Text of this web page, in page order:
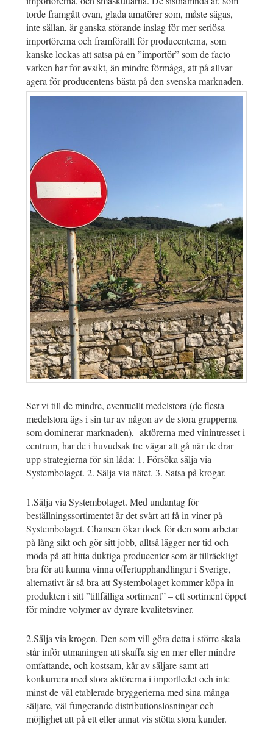
torde framgått ovan, glada amatörer som, måste sägas,
inte sällan, är ganska störande inslag för mer seriösa
importörerna och framförallt för producenterna, som
kanske lockas att satsa på en ”importör” som de facto
varken har för avsikt, än mindre förmåga, att på allvar
agera för producentens bästa på den svenska marknaden.
Ser vi till de mindre, eventuellt medelstora (de flesta
medelstora ägs i sin tur av någon av de stora grupperna
som dominerar marknaden), aktörerna med vinintresset i
centrum, har de i huvudsak tre vägar att gå när de drar
upp strategierna för sin låda: 1. Försöka sälja via
Systembolaget. 2. Sälja via nätet. 3. Satsa på krogar.
1.Sälja via Systembolaget. Med undantag för
beställningssortimentet är det svårt att få in viner på
Systembolaget. Chansen ökar dock för den som arbetar
på lång sikt och gör sitt jobb, alltså lägger ner tid och
möda på att hitta duktiga producenter som är tillräckligt
bra för att kunna vinna offertupphandlingar i Sverige,
alternativt är så bra att Systembolaget kommer köpa in
produkten i sitt ”tillfälliga sortiment” – ett sortiment öppet
för mindre volymer av dyrare kvalitetsviner.
2.Sälja via krogen. Den som vill göra detta i större skala
står inför utmaningen att skaffa sig en mer eller mindre
omfattande, och kostsam, kår av säljare samt att
konkurrera med stora aktörerna i importledet och inte
minst de väl etablerade bryggerierna med sina många
säljare, väl fungerande distributionslösningar och
möjlighet att på ett eller annat vis stötta stora kunder.